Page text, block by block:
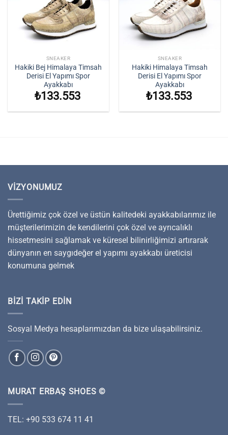
SNEAKER
Hakiki Bej Himalaya Timsah
Derisi El Yapımı Spor
Ayakkabı
₺133.553
SNEAKER
Hakiki Himalaya Timsah
Derisi El Yapımı Spor
Ayakkabı
₺133.553
VIZYONUMUZ
Ürettiğimiz çok özel ve üstün kalitedeki ayakkabılarımız ile
müşterilerimizin de kendilerini çok özel ve ayrıcalıklı
hissetmesini sağlamak ve küresel bilinirliğimizi artırarak
dünyanın en saygıdeğer el yapımı ayakkabı üreticisi
konumuna gelmek
BIZI TAKIP EDIN
Sosyal Medya hesaplarımızdan da bize ulaşabilirsiniz.
MURAT ERBAŞ SHOES ©
TEL: +90 533 674 11 41